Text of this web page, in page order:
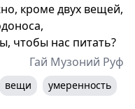
кроме двух вещей,
чтобы нас питать?
Гай Музоний Руф
вещи умеренность